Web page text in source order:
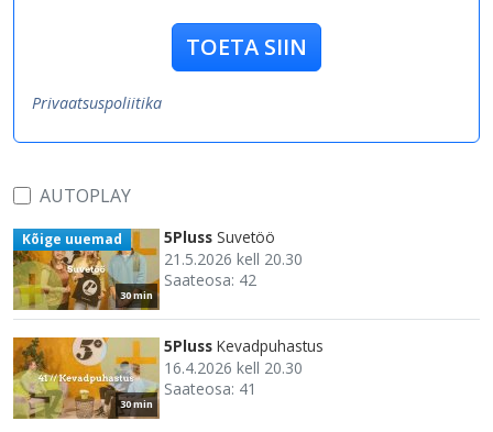
TOETA SIIN
Privaatsuspoliitika
AUTOPLAY
30 min
Kõige uuemad 5Pluss Suvetöö
21.5.2026 kell 20.30
Saateosa: 42
30 min
5Pluss Kevadpuhastus
16.4.2026 kell 20.30
Saateosa: 41